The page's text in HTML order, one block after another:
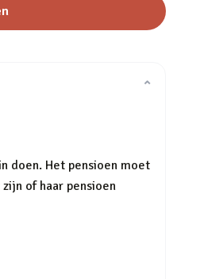
⌄
doen. Het pensioen moet
of haar pensioen